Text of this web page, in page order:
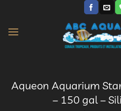
contenu
Aqueon Aquarium
– 150 gal –